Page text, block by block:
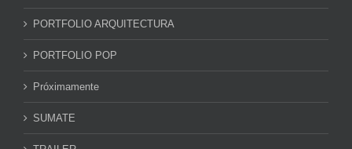
PORTFOLIO ARQUITECTURA
PORTFOLIO POP
Próximamente
SUMATE